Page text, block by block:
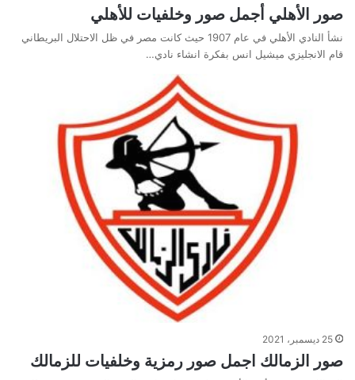
صور الأهلي أجمل صور وخلفيات للأهلي
نشأ النادي الأهلي في عام 1907 حيث كانت مصر في ظل الاحتلال البريطاني
قام الانجليزي ميشيل انس بفكرة انشاء نادي…
25 ديسمبر، 2021
صور الزمالك اجمل صور رمزية وخلفيات للزمالك